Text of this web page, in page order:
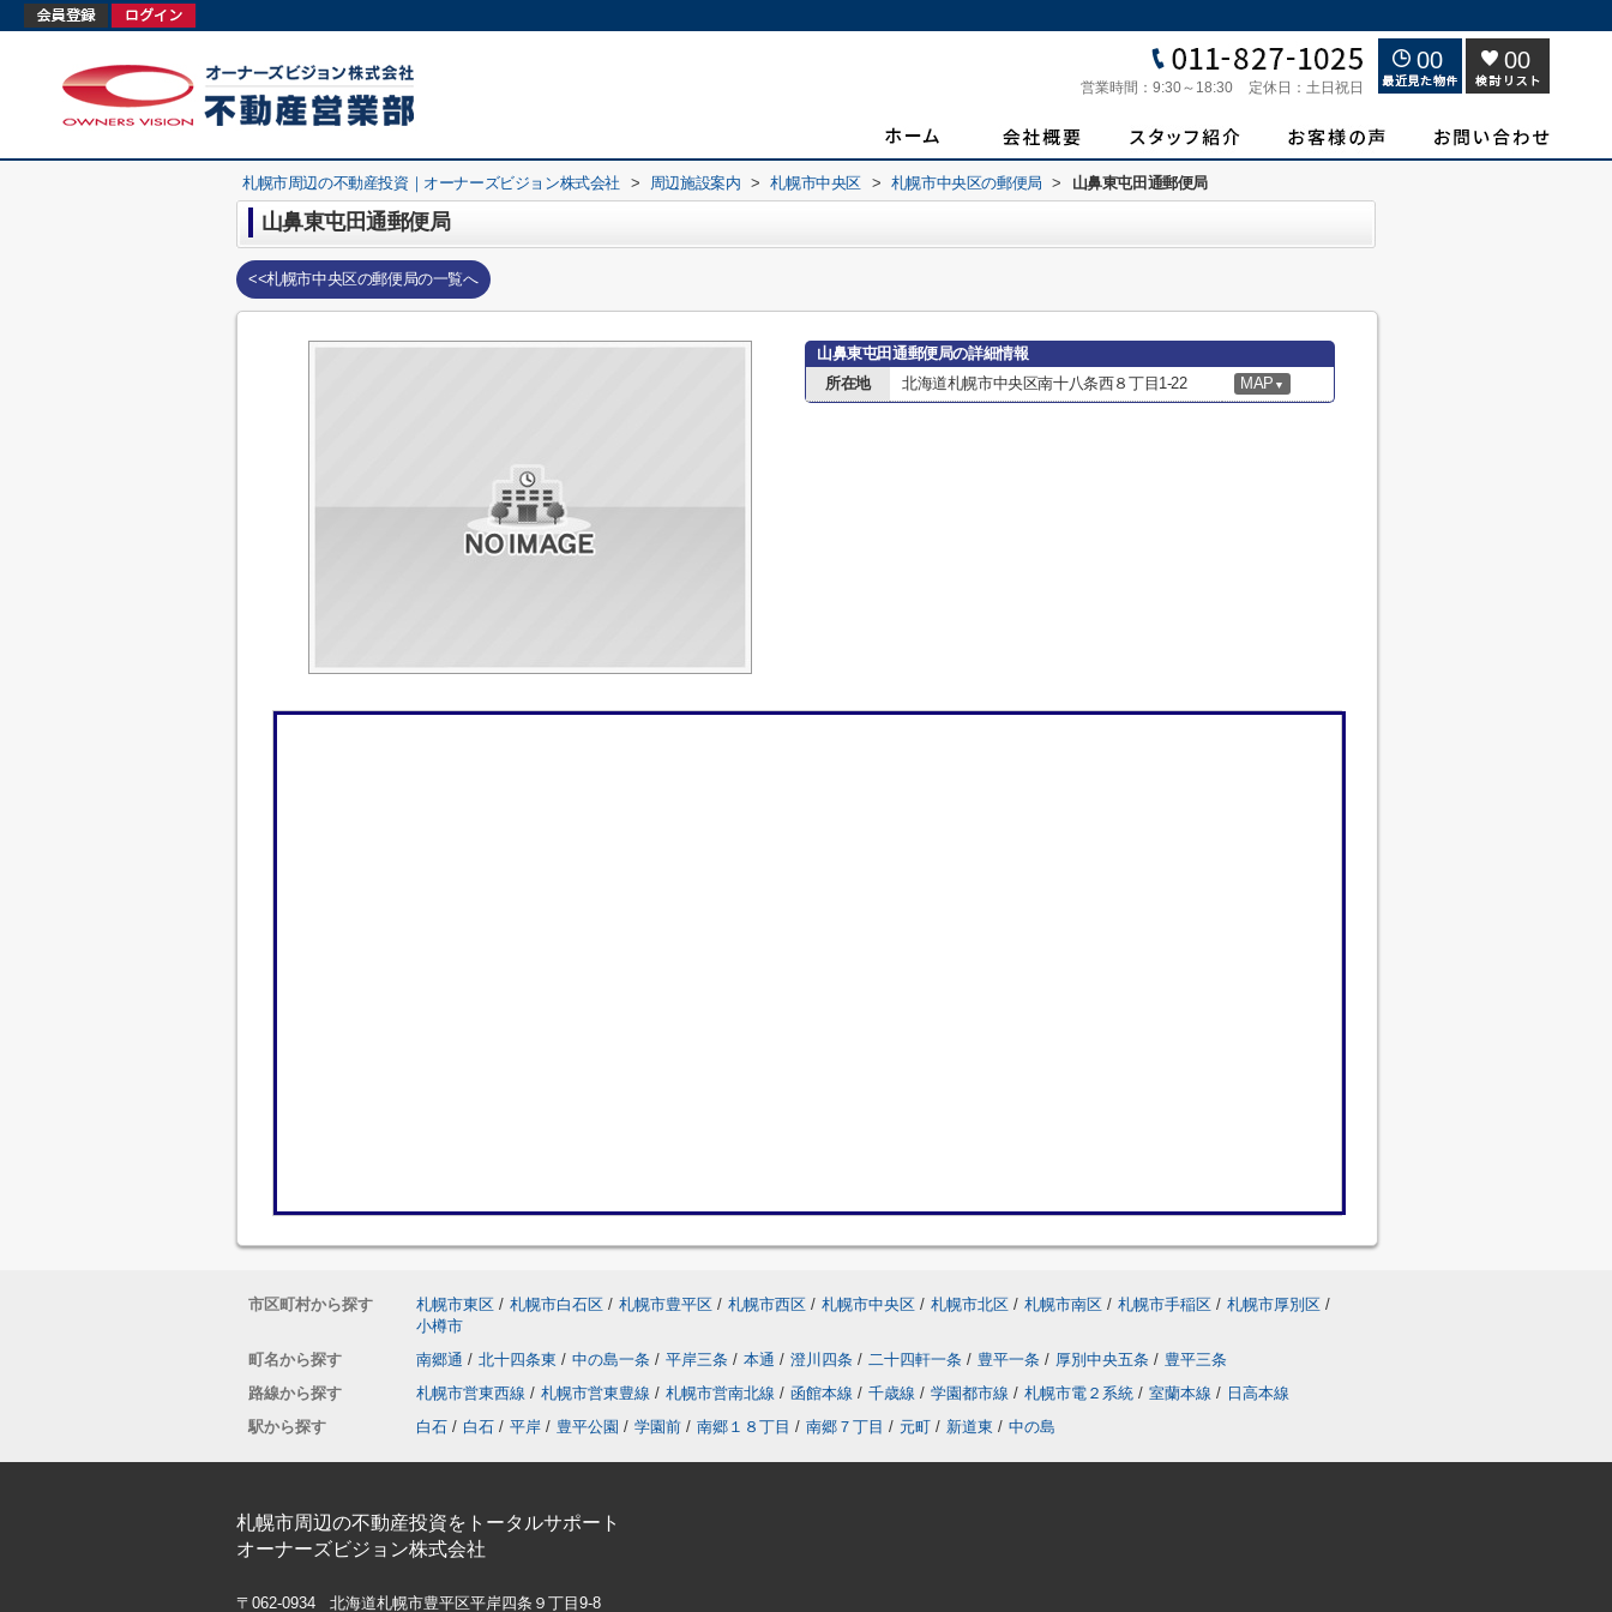
営業時間： 9:30～18:30 定休日： 土日祝日
00 00
札幌市周辺の不動産投資｜オーナーズビジョン株式会社 > 周辺施設案内 > 札幌市中央区 > 札幌市中央区の郵便局 > 山鼻東屯田通郵便局
山鼻東屯田通郵便局
<<札幌市中央区の郵便局の一覧へ
山鼻東屯田通郵便局の詳細情報
所在地
北海道札幌市中央区南十八条西８丁目1-22 MAP ▼
市区町村から探す 札幌市東区 / 札幌市白石区 / 札幌市豊平区 / 札幌市西区 / 札幌市中央区 / 札幌市北区 / 札幌市南区 / 札幌市手稲区 / 札幌市厚別区 /
小樽市
町名から探す
南郷通 / 北十四条東 / 中の島一条 / 平岸三条 / 本通 / 澄川四条 / 二十四軒一条 / 豊平一条 / 厚別中央五条 / 豊平三条
路線から探す
札幌市営東西線 / 札幌市営東豊線 / 札幌市営南北線 / 函館本線 / 千歳線 / 学園都市線 / 札幌市電２系統 / 室蘭本線 / 日高本線
駅から探す
白石 / 白石 / 平岸 / 豊平公園 / 学園前 / 南郷１８丁目 / 南郷７丁目 / 元町 / 新道東 / 中の島
札幌市周辺の不動産投資をトータルサポート
オーナーズビジョン株式会社
〒062-0934 北海道札幌市豊平区平岸四条９丁目9-8